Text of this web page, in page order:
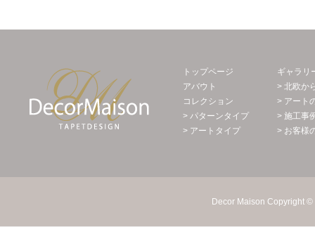
Decor Maison 輸入壁紙・北欧スウェー
トップページ
アバウト
コレクション
> パターンタイプ
> アートタイプ
ギャラリ
> 北欧か
> アート
> 施工事
> お客様
Decor Maison Copyright